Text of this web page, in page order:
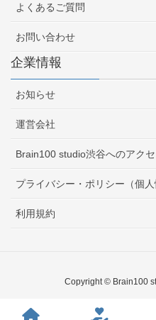
よくあるご質問
お問い合わせ
企業情報
お知らせ
運営会社
Brain100 studio渋谷へのアクセ
プライバシー・ポリシー（個人
利用規約
Copyright © Brain100